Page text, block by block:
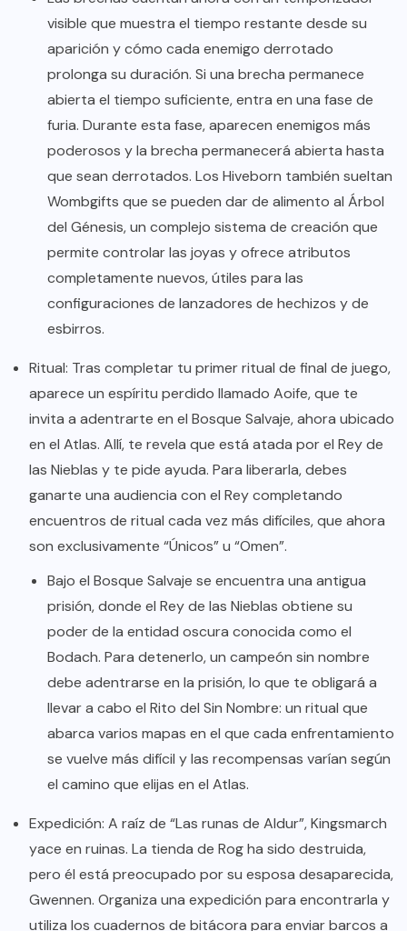
visible que muestra el tiempo restante desde su
aparición y cómo cada enemigo derrotado
prolonga su duración. Si una brecha permanece
abierta el tiempo suficiente, entra en una fase de
furia. Durante esta fase, aparecen enemigos más
poderosos y la brecha permanecerá abierta hasta
que sean derrotados. Los Hiveborn también sueltan
Wombgifts que se pueden dar de alimento al Árbol
del Génesis, un complejo sistema de creación que
permite controlar las joyas y ofrece atributos
completamente nuevos, útiles para las
configuraciones de lanzadores de hechizos y de
esbirros.
Ritual: Tras completar tu primer ritual de final de juego,
aparece un espíritu perdido llamado Aoife, que te
invita a adentrarte en el Bosque Salvaje, ahora ubicado
en el Atlas. Allí, te revela que está atada por el Rey de
las Nieblas y te pide ayuda. Para liberarla, debes
ganarte una audiencia con el Rey completando
encuentros de ritual cada vez más difíciles, que ahora
son exclusivamente “Únicos” u “Omen”.
Bajo el Bosque Salvaje se encuentra una antigua
prisión, donde el Rey de las Nieblas obtiene su
poder de la entidad oscura conocida como el
Bodach. Para detenerlo, un campeón sin nombre
debe adentrarse en la prisión, lo que te obligará a
llevar a cabo el Rito del Sin Nombre: un ritual que
abarca varios mapas en el que cada enfrentamiento
se vuelve más difícil y las recompensas varían según
el camino que elijas en el Atlas.
Expedición: A raíz de “Las runas de Aldur”, Kingsmarch
yace en ruinas. La tienda de Rog ha sido destruida,
pero él está preocupado por su esposa desaparecida,
Gwennen. Organiza una expedición para encontrarla y
utiliza los cuadernos de bitácora para enviar barcos a